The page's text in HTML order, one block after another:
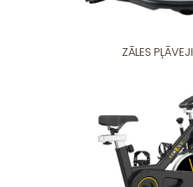
ZĀLES PĻĀVEJI